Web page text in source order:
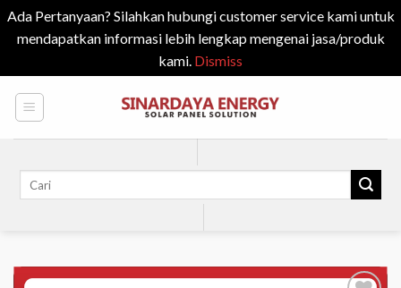
Ada Pertanyaan? Silahkan hubungi customer service kami untuk
mendapatkan informasi lebih lengkap mengenai jasa/produk
kami. Dismiss
Search